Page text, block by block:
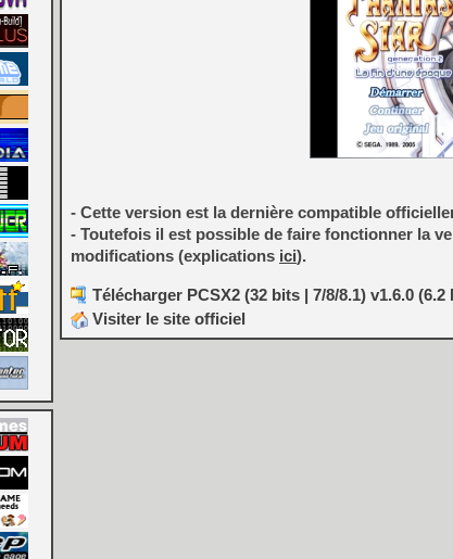
- Cette version est la dernière compatible
- Toutefois il est possible de faire fonctionner la
modifications (explications ici).
Télécharger PCSX2 (32 bits | 7/8/8.1) v1.6.0 (6.2
Visiter le site officiel